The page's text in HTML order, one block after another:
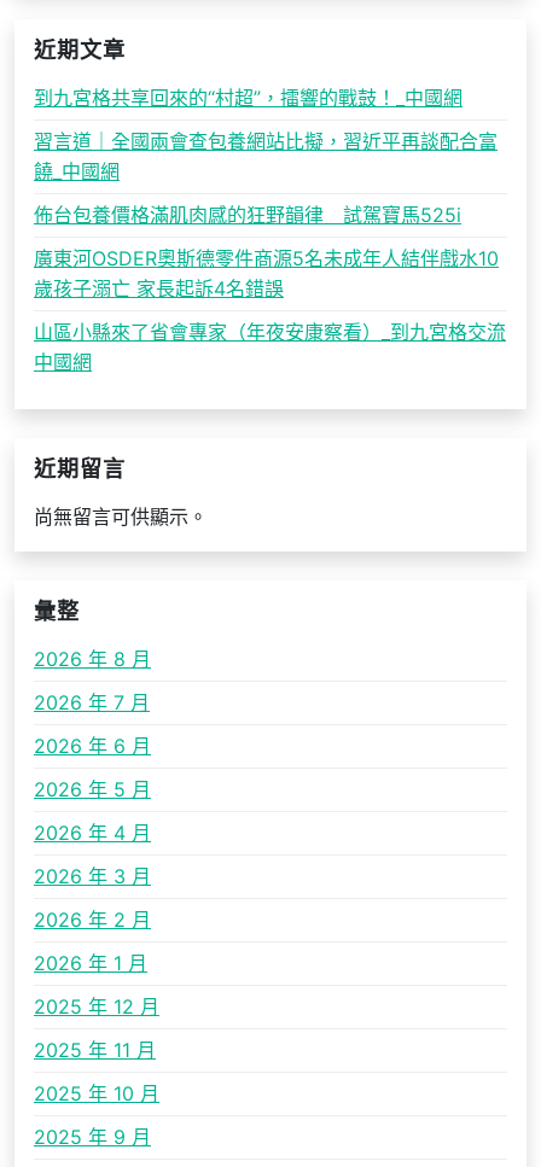
近期文章
到九宮格共享回來的“村超”，擂響的戰鼓！_中國網
習言道｜全國兩會查包養網站比擬，習近平再談配合富
饒_中國網
佈台包養價格滿肌肉感的狂野韻律 試駕寶馬525i
廣東河OSDER奧斯德零件商源5名未成年人結伴戲水10
歲孩子溺亡 家長起訴4名錯誤
山區小縣來了省會專家（年夜安康察看）_到九宮格交流
中國網
近期留言
尚無留言可供顯示。
彙整
2026 年 8 月
2026 年 7 月
2026 年 6 月
2026 年 5 月
2026 年 4 月
2026 年 3 月
2026 年 2 月
2026 年 1 月
2025 年 12 月
2025 年 11 月
2025 年 10 月
2025 年 9 月